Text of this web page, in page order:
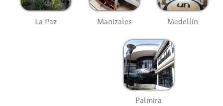
La Paz Manizales Medellín
Palmira